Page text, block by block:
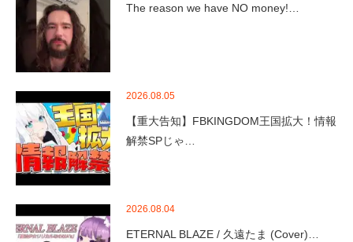
The reason we have NO money!…
2026.08.05
【重大告知】FBKINGDOM王国拡大！情報
解禁SPじゃ…
2026.08.04
ETERNAL BLAZE / 久遠たま (Cover)…